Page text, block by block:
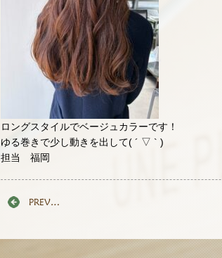
ロングスタイルでベージュカラーです！
ゆる巻きで少し動きを出して( ´ ▽ ` )
担当 福岡